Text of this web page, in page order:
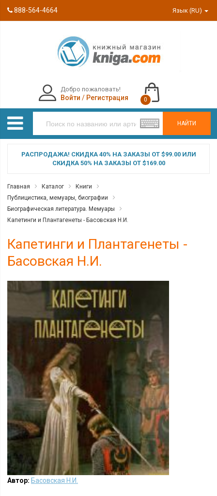
888-564-4664 Язык (RU)
НАЙТИ
Добро пожаловать!
Войти / Регистрация 0
РАСПРОДАЖА! СКИДКА 40% НА ЗАКАЗЫ ОТ $99.00 ИЛИ
СКИДКА 50% НА ЗАКАЗЫ ОТ $169.00
Главная Каталог
Книги
Публицистика, мемуары, биографии
Биографическая литература. Мемуары
Капетинги и Плантагенеты - Басовская Н.И.
Капетинги и Плантагенеты -
Басовская Н.И.
Автор: Басовская Н.И.